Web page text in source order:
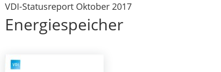
VDI-Statusreport Oktober 2017
Energiespeicher